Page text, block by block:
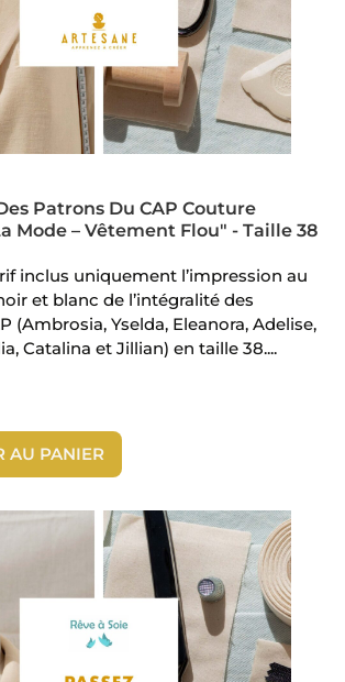
Patrons Du CAP Couture
Mode – Vêtement Flou" - Taille 38
inclus uniquement l’impression au
et blanc de l’intégralité des
(Ambrosia, Yselda, Eleanora, Adelise,
Catalina et Jillian) en taille 38....
AU PANIER